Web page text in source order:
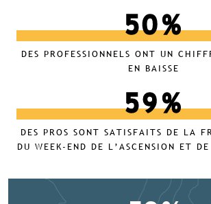
50%
DES PROFESSIONNELS ONT UN
EN BAISSE
59%
DES PROS SONT SATISFAITS DE LA
DU WEEK-END DE L’ASCENSION ET